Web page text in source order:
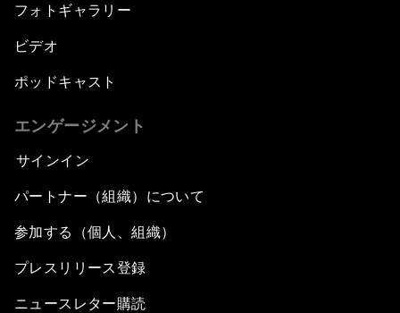
フォトギャラリー
ビデオ
ポッドキャスト
エンゲージメント
サインイン
パートナー（組織）について
参加する（個人、組織）
プレスリリース登録
ニュースレター購読